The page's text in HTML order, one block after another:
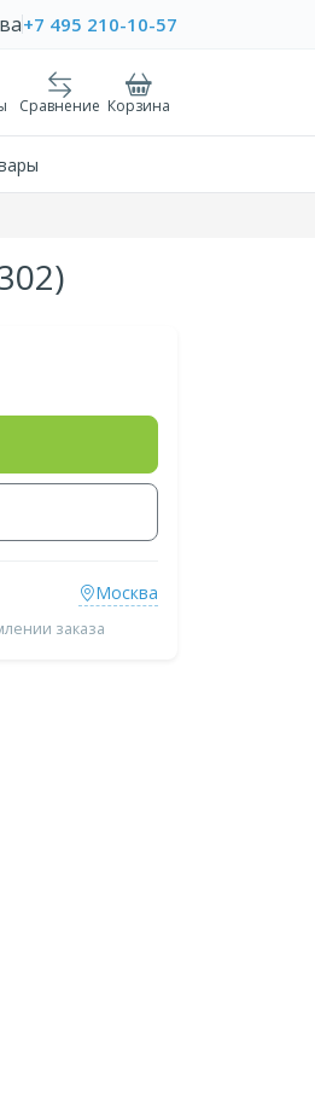
+7 495 210-10-57
Сравнение Корзина
Москва
заказа